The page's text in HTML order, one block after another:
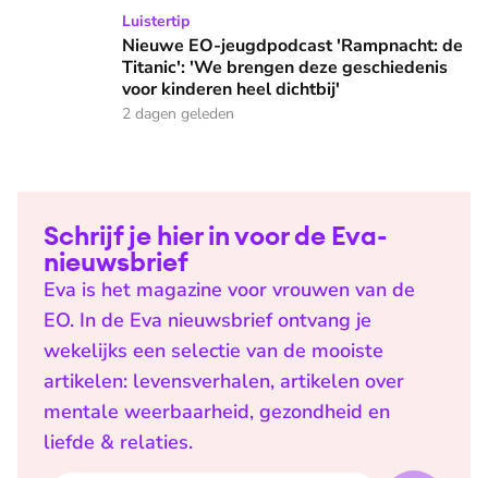
Nieuwe EO-jeugdpodcast 'Rampnacht: de Titanic': 'We
Luistertip
Nieuwe EO-jeugdpodcast 'Rampnacht: de
Titanic': 'We brengen deze geschiedenis
voor kinderen heel dichtbij'
2 dagen geleden
Schrijf je hier in voor de Eva-
nieuwsbrief
Eva is het magazine voor vrouwen van de
EO. In de Eva nieuwsbrief ontvang je
wekelijks een selectie van de mooiste
artikelen: levensverhalen, artikelen over
mentale weerbaarheid, gezondheid en
liefde & relaties.